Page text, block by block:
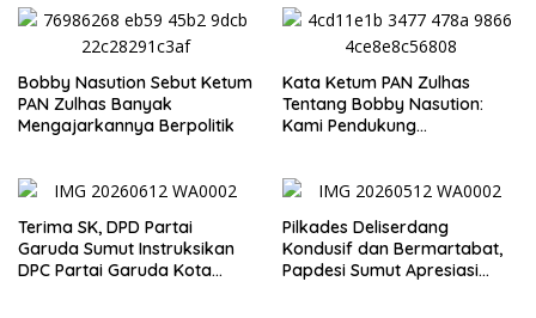
Bobby Nasution Sebut Ketum
PAN Zulhas Banyak
Mengajarkannya Berpolitik
Kata Ketum PAN Zulhas
Tentang Bobby Nasution:
Kami Pendukung
Terima SK, DPD Partai
Garuda Sumut Instruksikan
DPC Partai Garuda Kota
Pilkades Deliserdang
Kondusif dan Bermartabat,
Papdesi Sumut Apresiasi